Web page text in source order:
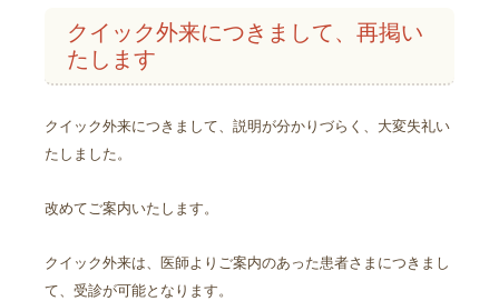
クイック外来につきまして、再掲い
たします
クイック外来につきまして、説明が分かりづらく、大変失礼い
たしました。
改めてご案内いたします。
クイック外来は、医師よりご案内のあった患者さまにつきまし
て、受診が可能となります。